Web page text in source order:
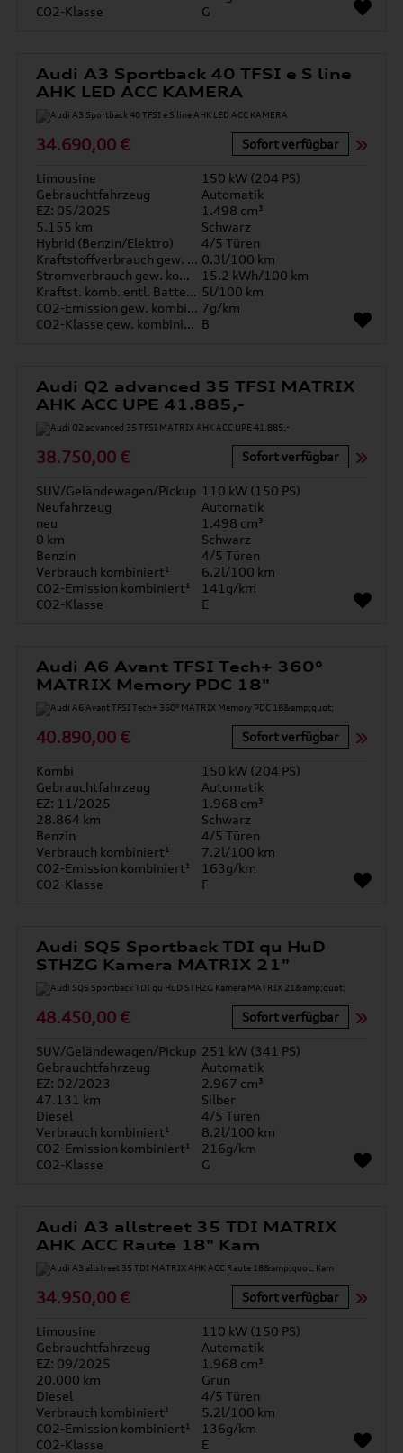
CO2-Klasse
G
Audi A3 Sportback 40 TFSI e S line
AHK LED ACC KAMERA
34.690,00 € Sofort verfügbar
Limousine
150 kW (204 PS)
Gebrauchtfahrzeug
Automatik
EZ: 05/2025
1.498 cm³
5.155 km
Schwarz
Hybrid (Benzin/Elektro)
4/5 Türen
Kraftstoffverbrauch gew. kombiniert 0.3l/100 km
Stromverbrauch gew. kombiniert
15.2 kWh/100 km
Kraftst. komb. entl. Batterie 5l/100 km
CO2-Emission gew. kombiniert 7g/km
CO2-Klasse gew. kombiniert B
Audi Q2 advanced 35 TFSI MATRIX
AHK ACC UPE 41.885,-
38.750,00 € Sofort verfügbar
SUV/Geländewagen/Pickup 110 kW (150 PS)
Neufahrzeug
Automatik
neu
1.498 cm³
0 km
Schwarz
Benzin
4/5 Türen
Verbrauch kombiniert¹
6.2l/100 km
CO2-Emission kombiniert¹
141g/km
CO2-Klasse
E
Audi A6 Avant TFSI Tech+ 360°
MATRIX Memory PDC 18"
40.890,00 € Sofort verfügbar
Kombi
150 kW (204 PS)
Gebrauchtfahrzeug
Automatik
EZ: 11/2025
1.968 cm³
28.864 km
Schwarz
Benzin
4/5 Türen
Verbrauch kombiniert¹
7.2l/100 km
CO2-Emission kombiniert¹
163g/km
CO2-Klasse
F
Audi SQ5 Sportback TDI qu HuD
STHZG Kamera MATRIX 21"
48.450,00 € Sofort verfügbar
SUV/Geländewagen/Pickup 251 kW (341 PS)
Gebrauchtfahrzeug
Automatik
EZ: 02/2023
2.967 cm³
47.131 km
Silber
Diesel
4/5 Türen
Verbrauch kombiniert¹
8.2l/100 km
CO2-Emission kombiniert¹
216g/km
CO2-Klasse
G
Audi A3 allstreet 35 TDI MATRIX
AHK ACC Raute 18" Kam
34.950,00 € Sofort verfügbar
Limousine
110 kW (150 PS)
Gebrauchtfahrzeug
Automatik
EZ: 09/2025
1.968 cm³
20.000 km
Grün
Diesel
4/5 Türen
Verbrauch kombiniert¹
5.2l/100 km
CO2-Emission kombiniert¹
136g/km
CO2-Klasse
E